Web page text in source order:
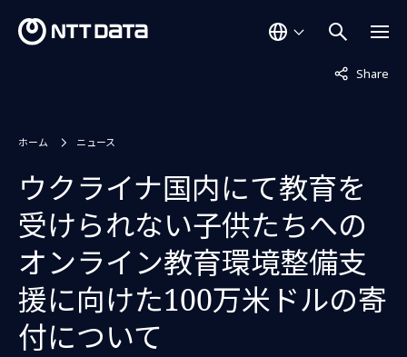
Share
非表示中
ホーム ニュース
ウクライナ国内にて教育を
受けられない子供たちへの
オンライン教育環境整備支
援に向けた100万米ドルの寄
付について